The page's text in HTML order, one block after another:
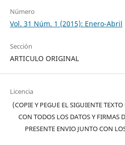
Número
Vol. 31 Núm. 1 (2015): Enero-Abril
Sección
ARTICULO ORIGINAL
Licencia
(COPIE Y PEGUE EL SIGUIENTE
CON TODOS LOS DATOS Y FIRMAS
PRESENTE ENVIO JUNTO CON